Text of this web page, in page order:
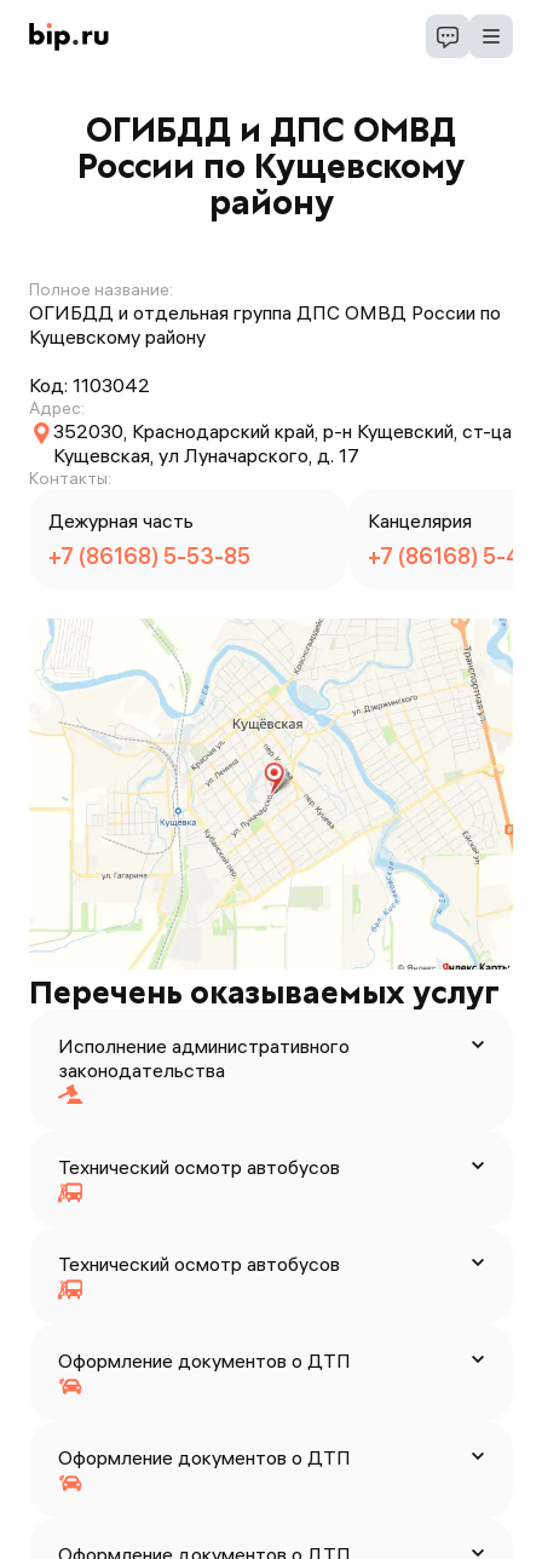
ОГИБДД и ДПС ОМВД
России по Кущевскому
району
Полное название:
ОГИБДД и отдельная группа ДПС ОМВД России по
Кущевскому району
Код: 1103042
Адрес:
352030, Краснодарский край, р-н Кущевский, ст-ца
Кущевская, ул Луначарского, д. 17
Контакты:
Дежурная часть
+7 (86168) 5-53-85
Канцелярия
+7 (86168) 5-
Перечень оказываемых услуг
Исполнение административного
законодательства
Технический осмотр автобусов
Технический осмотр автобусов
Оформление документов о ДТП
Оформление документов о ДТП
Оформление документов о ДТП